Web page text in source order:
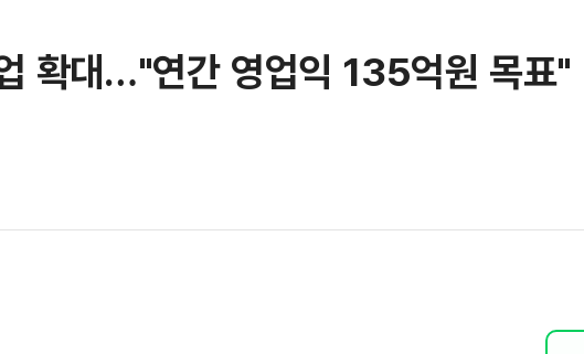
확대…"연간 영업익 135억원 목표"